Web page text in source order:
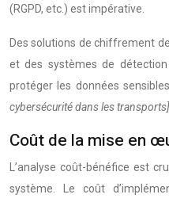
(RGPD, etc.) est impérative.
Des solutions de chiffrement
et des systèmes de détection
protéger les données
cybersécurité dans les transports]
Coût de la mise en
L’analyse coût-bénéfice est
système. Le coût